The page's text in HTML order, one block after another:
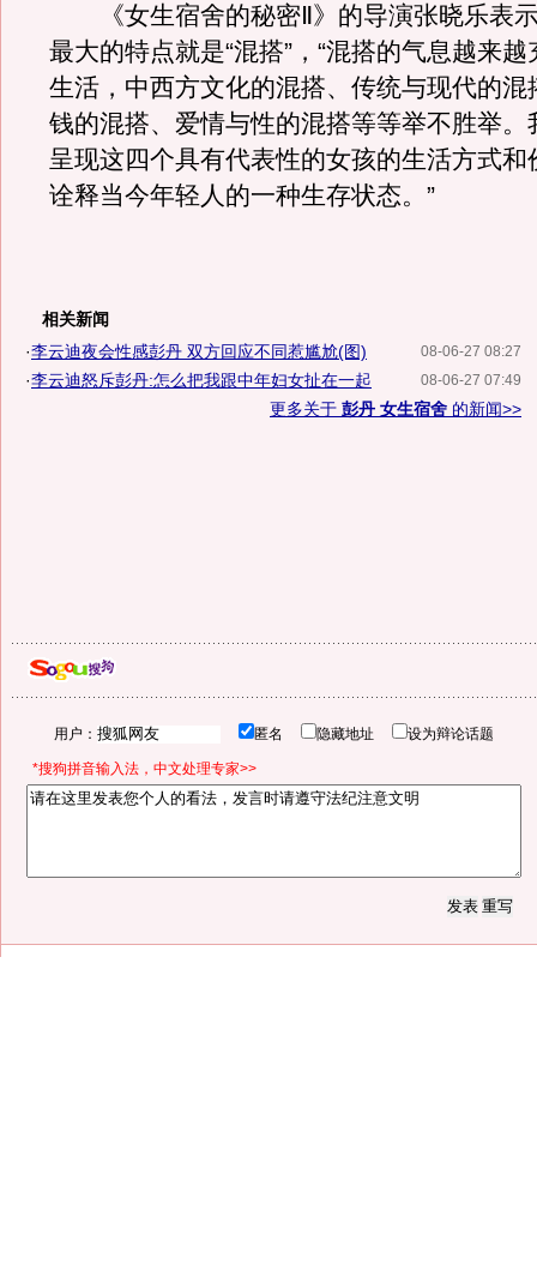
《女生宿舍的秘密Ⅱ》的导演张晓乐表
最大的特点就是“混搭”，“混搭的气息越来
生活，中西方文化的混搭、传统与现代的混
钱的混搭、爱情与性的混搭等等举不胜举。
呈现这四个具有代表性的女孩的生活方式和
诠释当今年轻人的一种生存状态。”
相关新闻
08-06-27 08:27
·李云迪夜会性感彭丹 双方回应不同惹尴尬(图)
08-06-27 07:49
·李云迪怒斥彭丹:怎么把我跟中年妇女扯在一起
更多关于 彭丹 女生宿舍 的新闻>>
用户： 匿名 隐藏地址 设为辩论话题
*搜狗拼音输入法，中文处理专家>>